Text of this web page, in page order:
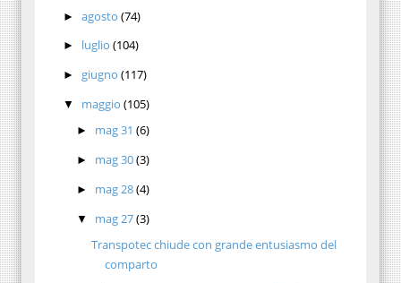
► agosto (74)
► luglio (104)
► giugno (117)
▼ maggio (105)
► mag 31(6)
► mag 30(3)
► mag 28(4)
▼ mag 27(3)
Transpotec chiude con grande entusiasmo del
comparto